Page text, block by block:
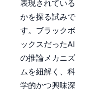
表現されている
かを探る試みで
す。ブラックボ
ックスだったAI
の推論メカニズ
ムを紐解く、科
学的かつ興味深